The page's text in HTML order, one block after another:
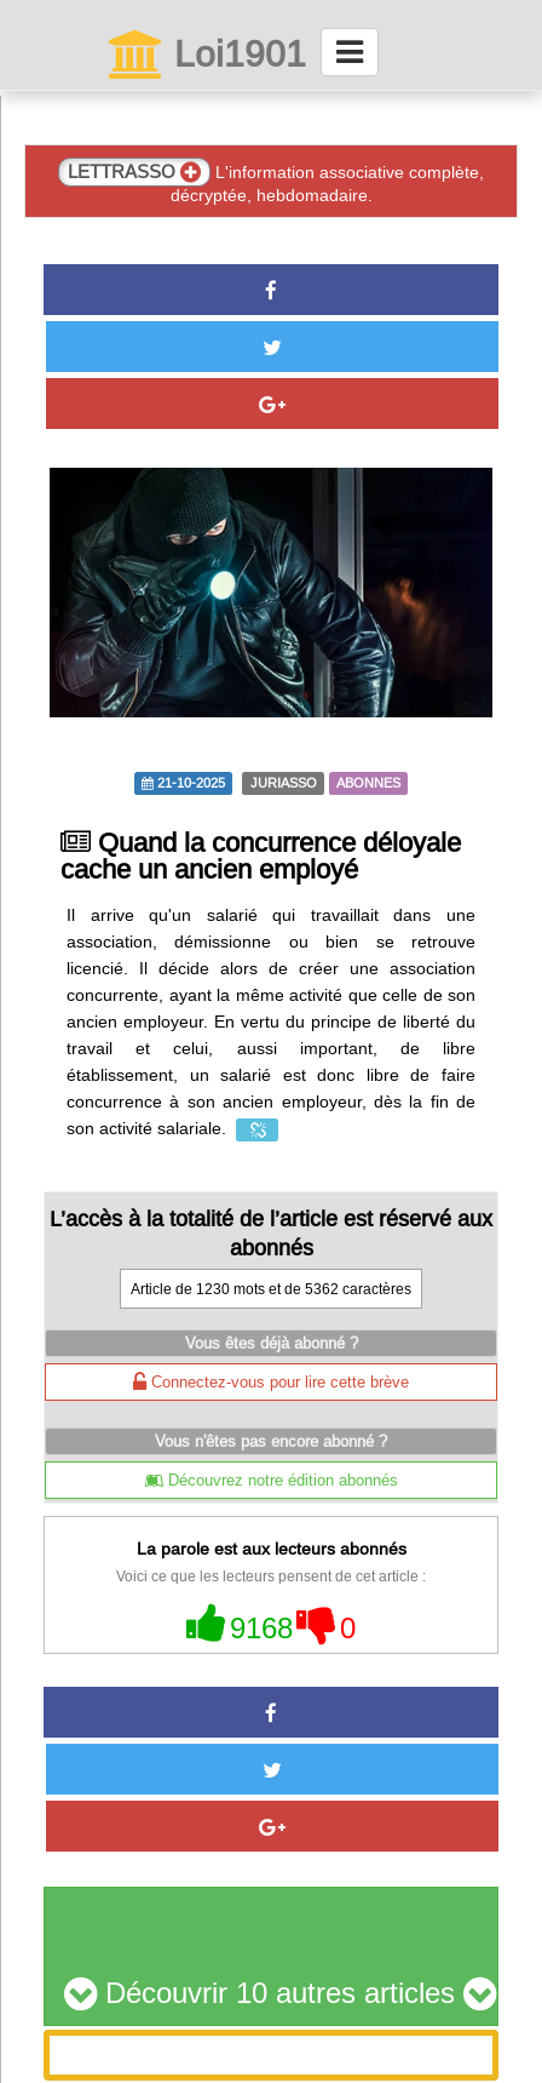
Loi1901
Connexion
Partager
VieAsso
Infos
Divers
Abo Lettrasso
Nous contacter
LETTRASSO
L'information associative complète,
décryptée, hebdomadaire.
21-10-2025 JURIASSO ABONNES
Quand la concurrence déloyale
cache un ancien employé
Il arrive qu'un salarié qui travaillait dans une
association, démissionne ou bien se retrouve
licencié. Il décide alors de créer une association
concurrente, ayant la même activité que celle de son
ancien employeur. En vertu du principe de liberté du
travail et celui, aussi important, de libre
établissement, un salarié est donc libre de faire
concurrence à son ancien employeur, dès la fin de
son activité salariale.
L’accès à la totalité de l’article est réservé aux
abonnés
Article de 1230 mots et de 5362 caractères
Vous êtes déjà abonné ?
Connectez-vous pour lire cette brève
Vous n'êtes pas encore abonné ?
Découvrez notre édition abonnés
La parole est aux lecteurs abonnés
Voici ce que les lecteurs pensent de cet article :
9168 0
Découvrir 10 autres articles